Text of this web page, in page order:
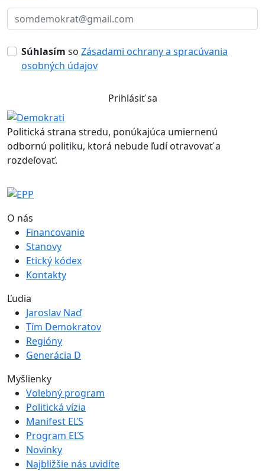
Súhlasím so Zásadami ochrany a spracúvania
osobných údajov
Prihlásiť sa
Politická strana stredu, ponúkajúca umiernenú
odbornú politiku, ktorá nebude ľudí otravovať a
rozdeľovať.
O nás
Financovanie
Stanovy
Etický kódex
Kontakty
Ľudia
Jaroslav Naď
Tím Demokratov
Regióny
Generácia D
Myšlienky
Volebný program
Politická vízia
Manifest EĽS
Program EĽS
Novinky
Najbližšie nás uvidíte